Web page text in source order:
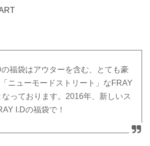
福袋はアウターを含む、とても豪
ニューモードストリート」なFRAY
なっております。2016年、新しいス
I.Dの福袋で！